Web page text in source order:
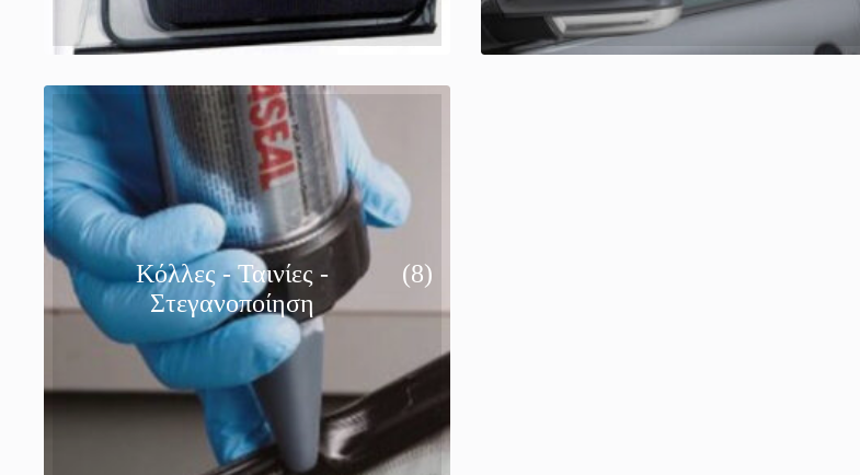
Kόλλες - Ταινίες -
Στεγανοποίηση
(8)